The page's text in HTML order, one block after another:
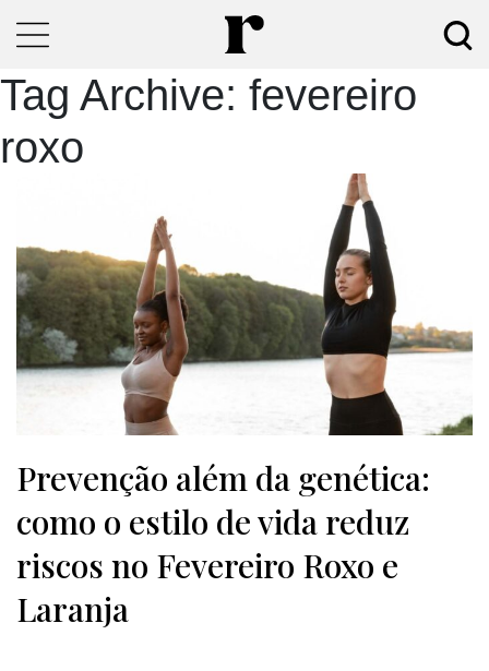
Tag Archive: fevereiro
roxo
Prevenção além da genética:
como o estilo de vida reduz
riscos no Fevereiro Roxo e
Laranja